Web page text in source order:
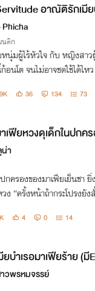
อาณัติรักเมีย
นติก
นุ่มผู้ไร้หัวใจ กับ หญิงสาว
นโต จนไม่อาจชดใช้ได้ไห
'
36 134 73
เฟียหวงดุเด็กในปกค
า
กครองของมาเฟียเย็นชา
ง “ครั้งหน้าถ้ากระโปรง
4 0 14
ยบำเรอมาเฟียร้าย (
วพรหมจรรย์